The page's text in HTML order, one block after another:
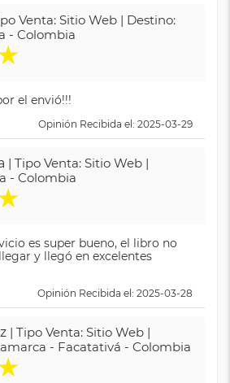
Venta: Sitio Web | Destino:
- Colombia
el envió!!!
Opinión Recibida el: 2025-03-29
| Tipo Venta: Sitio Web |
- Colombia
es super bueno, el libro no
y llegó en excelentes
Opinión Recibida el: 2025-03-28
| Tipo Venta: Sitio Web |
- Facatativá - Colombia